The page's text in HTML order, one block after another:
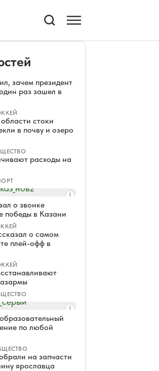
зачем президент
раз зашел в
стоки
в почву и озеро
расходы на
о звонке
победы в Казани
о самом
плей-офф в
по любой
на запчасти
ярославца